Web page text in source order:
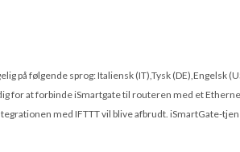
følgende sprog: Italiensk (IT),Tysk (DE),Engelsk
for at forbinde iSmartgate til routeren med et
med IFTTT vil blive afbrudt. iSmartGate-